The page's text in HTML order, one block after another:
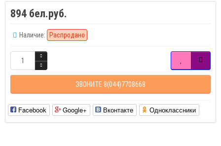
894 бел.руб.
Наличие: Распродано
ЗВОНИТЕ 8(044)7708668
Facebook Google+ Вконтакте Одноклассники